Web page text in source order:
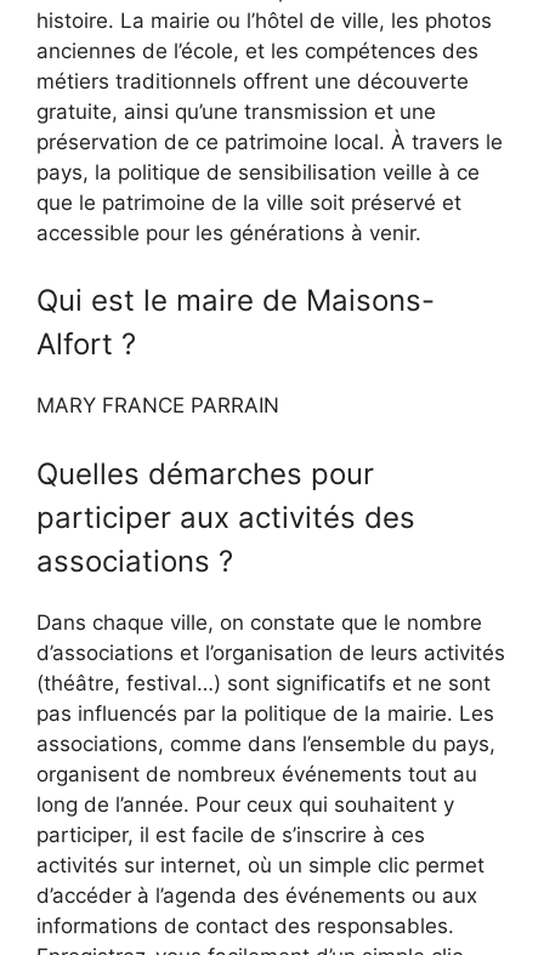
histoire. La mairie ou l’hôtel de ville, les photos
anciennes de l’école, et les compétences des
métiers traditionnels offrent une découverte
gratuite, ainsi qu’une transmission et une
préservation de ce patrimoine local. À travers le
pays, la politique de sensibilisation veille à ce
que le patrimoine de la ville soit préservé et
accessible pour les générations à venir.
Qui est le maire de Maisons-
Alfort ?
MARY FRANCE PARRAIN
Quelles démarches pour
participer aux activités des
associations ?
Dans chaque ville, on constate que le nombre
d’associations et l’organisation de leurs activités
(théâtre, festival…) sont significatifs et ne sont
pas influencés par la politique de la mairie. Les
associations, comme dans l’ensemble du pays,
organisent de nombreux événements tout au
long de l’année. Pour ceux qui souhaitent y
participer, il est facile de s’inscrire à ces
activités sur internet, où un simple clic permet
d’accéder à l’agenda des événements ou aux
informations de contact des responsables.